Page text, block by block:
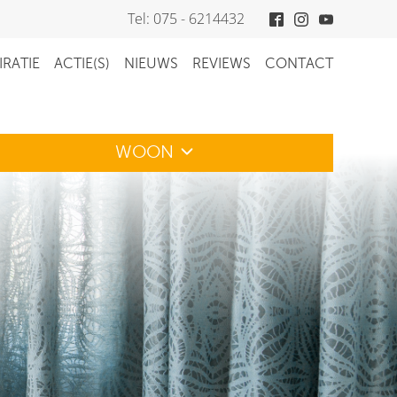
Tel: 075 - 6214432
ACTIE(S) NIEUWS REVIEWS CONTACT
WOON